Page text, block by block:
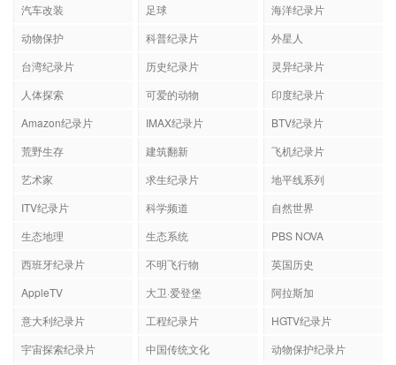
汽车改装
足球
海洋纪录片
动物保护
科普纪录片
外星人
台湾纪录片
历史纪录片
灵异纪录片
人体探索
可爱的动物
印度纪录片
Amazon纪录片
IMAX纪录片
BTV纪录片
荒野生存
建筑翻新
飞机纪录片
艺术家
求生纪录片
地平线系列
ITV纪录片
科学频道
自然世界
生态地理
生态系统
PBS NOVA
西班牙纪录片
不明飞行物
英国历史
AppleTV
大卫·爱登堡
阿拉斯加
意大利纪录片
工程纪录片
HGTV纪录片
宇宙探索纪录片
中国传统文化
动物保护纪录片